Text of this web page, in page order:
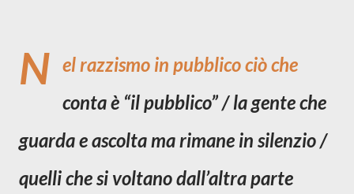
N el razzismo in pubblico ciò che
conta è “il pubblico” / la gente che
guarda e ascolta ma rimane in silenzio /
quelli che si voltano dall’altra parte